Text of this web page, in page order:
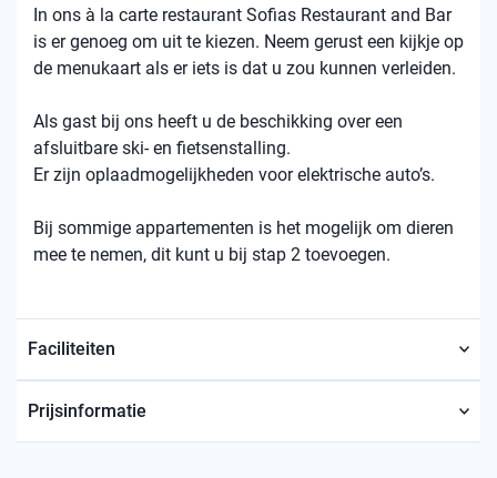
In ons à la carte restaurant Sofias Restaurant and Bar
is er genoeg om uit te kiezen. Neem gerust een kijkje op
de menukaart als er iets is dat u zou kunnen verleiden.
Als gast bij ons heeft u de beschikking over een
afsluitbare ski- en fietsenstalling.
Er zijn oplaadmogelijkheden voor elektrische auto’s.
Bij sommige appartementen is het mogelijk om dieren
mee te nemen, dit kunt u bij stap 2 toevoegen.
Faciliteiten
Prijsinformatie